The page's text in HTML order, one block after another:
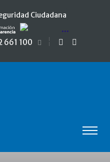
Ciudadana
661 100